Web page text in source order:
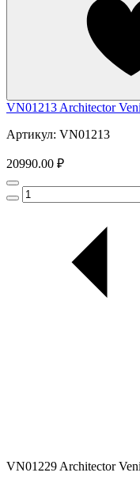
VN01213 Architector
Артикул: VN01213
20990.00 ₽
VN01229 Architector